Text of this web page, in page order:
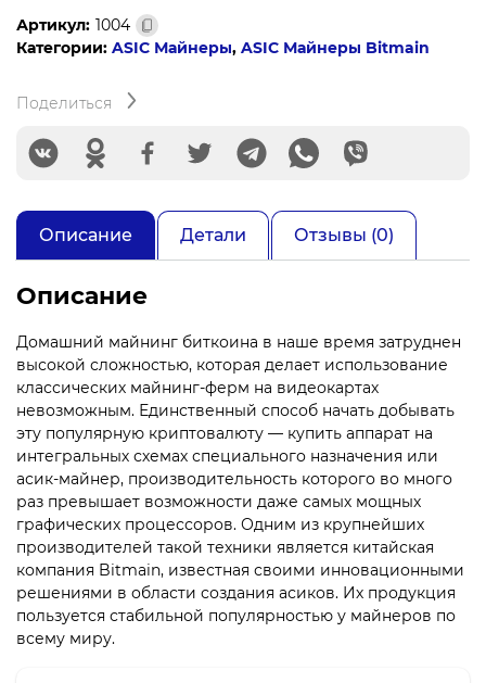
T17e
Артикул: 1004
Категории: ASIC Майнеры, ASIC Майнеры Bitmain
Поделиться
Описание Детали Отзывы (0)
Описание
Домашний майнинг биткоина в наше время затруднен
высокой сложностью, которая делает использование
классических майнинг-ферм на видеокартах
невозможным. Единственный способ начать добывать
эту популярную криптовалюту — купить аппарат на
интегральных схемах специального назначения или
асик-майнер, производительность которого во много
раз превышает возможности даже самых мощных
графических процессоров. Одним из крупнейших
производителей такой техники является китайская
компания Bitmain, известная своими инновационными
решениями в области создания асиков. Их продукция
пользуется стабильной популярностью у майнеров по
всему миру.